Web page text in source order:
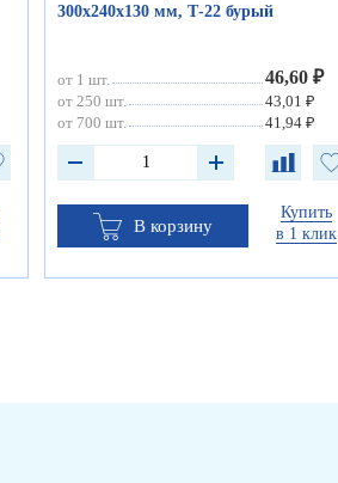
300х240х130 мм, Т-22 бурый
от 1 шт. 46,60 ₽
от 250 шт.
43,01 ₽
от 700 шт.
41,94 ₽
В корзину
Купить
в 1 клик